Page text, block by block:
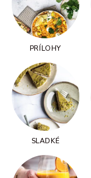
PRÍLOHY
SLADKÉ